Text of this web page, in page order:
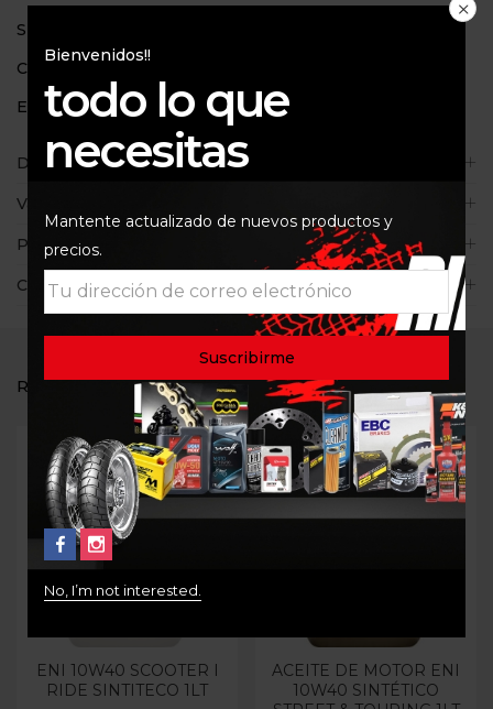
SKU:
Categorías:
Etiquetas: 10W40 Liqui Moly,LM20753
Descripción
Valoraciones (0)
Políticas de la tienda
Consultas
RELATED PRODUCTS
Out Of Stock
ENI 10W40 SCOOTER I
RIDE SINTITECO 1LT
ACEITE DE MOTOR ENI
10W40 SINTÉTICO
Bienvenidos!!
todo lo que
necesitas
Mantente actualizado de nuevos productos y
precios.
No, I’m not interested.